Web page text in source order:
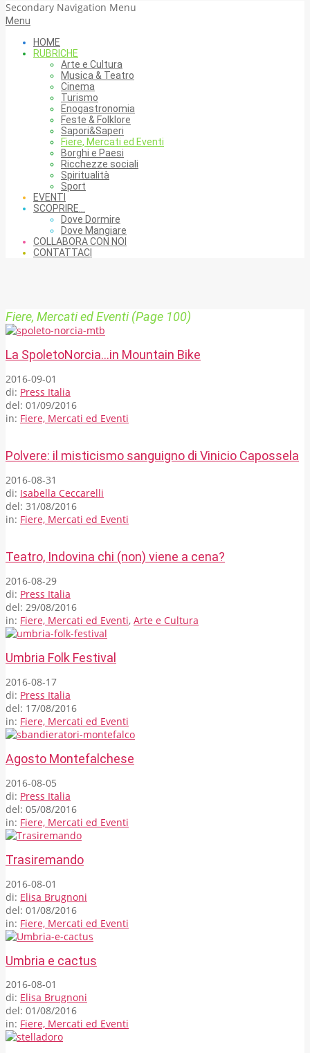
Secondary Navigation Menu
Menu
HOME
RUBRICHE
Arte e Cultura
Musica & Teatro
Cinema
Turismo
Enogastronomia
Feste & Folklore
Sapori&Saperi
Fiere, Mercati ed Eventi
Borghi e Paesi
Ricchezze sociali
Spiritualità
Sport
EVENTI
SCOPRIRE…
Dove Dormire
Dove Mangiare
COLLABORA CON NOI
CONTATTACI
Fiere, Mercati ed Eventi(Page 100)
La SpoletoNorcia…in Mountain Bike
2016-09-01
di: Press Italia
del: 01/09/2016
in: Fiere, Mercati ed Eventi
Polvere: il misticismo sanguigno di Vinicio Capossela
2016-08-31
di: Isabella Ceccarelli
del: 31/08/2016
in: Fiere, Mercati ed Eventi
Teatro, Indovina chi (non) viene a cena?
2016-08-29
di: Press Italia
del: 29/08/2016
in: Fiere, Mercati ed Eventi, Arte e Cultura
Umbria Folk Festival
2016-08-17
di: Press Italia
del: 17/08/2016
in: Fiere, Mercati ed Eventi
Agosto Montefalchese
2016-08-05
di: Press Italia
del: 05/08/2016
in: Fiere, Mercati ed Eventi
Trasiremando
2016-08-01
di: Elisa Brugnoni
del: 01/08/2016
in: Fiere, Mercati ed Eventi
Umbria e cactus
2016-08-01
di: Elisa Brugnoni
del: 01/08/2016
in: Fiere, Mercati ed Eventi